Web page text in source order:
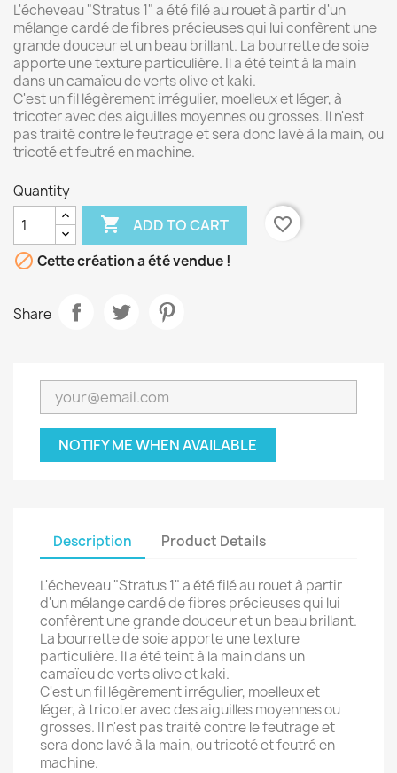
L'écheveau "Stratus 1" a été filé au rouet à partir d'un
mélange cardé de fibres précieuses qui lui confèrent une
grande douceur et un beau brillant. La bourrette de soie
apporte une texture particulière. Il a été teint à la main
dans un camaïeu de verts olive et kaki.
C'est un fil légèrement irrégulier, moelleux et léger, à
tricoter avec des aiguilles moyennes ou grosses. Il n'est
pas traité contre le feutrage et sera donc lavé à la main, ou
tricoté et feutré en machine.
Quantity
 ADD TO CART
favorite_border
 Cette création a été vendue !
Share
NOTIFY ME WHEN AVAILABLE
Description Product Details
L'écheveau "Stratus 1" a été filé au rouet à partir
d'un mélange cardé de fibres précieuses qui lui
confèrent une grande douceur et un beau brillant.
La bourrette de soie apporte une texture
particulière. Il a été teint à la main dans un
camaïeu de verts olive et kaki.
C'est un fil légèrement irrégulier, moelleux et
léger, à tricoter avec des aiguilles moyennes ou
grosses. Il n'est pas traité contre le feutrage et
sera donc lavé à la main, ou tricoté et feutré en
machine.